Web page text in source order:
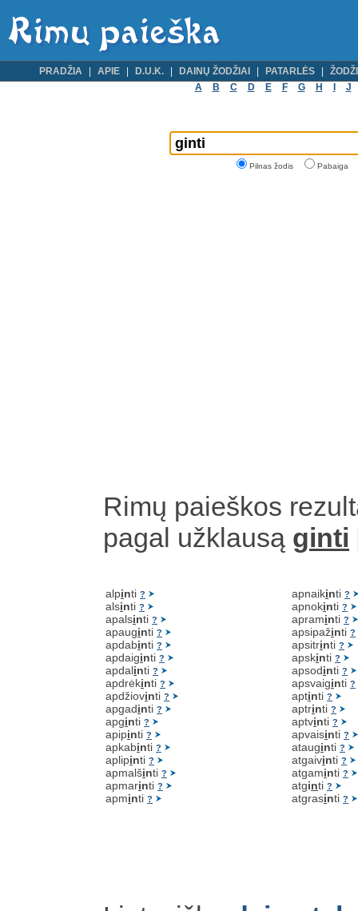
PRADŽIA APIE D.U.K. DAINŲ ŽODŽIAI PATARLĖS
A
B C D E F G H J
Pilnas žodis Pabaiga
Rimų paieškos
pagal užklausą ginti
alpinti ?
alsinti ?
apalsinti ?
apauginti ?
apdabinti ?
apdaiginti ?
apdalinti ?
apdrėkinti ?
apdžiovinti ?
apgadinti ?
apginti ?
apipinti ?
apkabinti ?
aplipinti ?
apmalšinti ?
apmarinti ?
apminti ?
apnaikinti ?
apnokinti ?
apraminti ?
apsipažinti ?
apsitrinti ?
apskinti ?
apsodinti ?
apsvaiginti ?
aptinti ?
aptrinti ?
aptvinti ?
apvaisinti ?
atauginti ?
atgaivinti ?
atgaminti ?
atginti ?
atgrasinti ?